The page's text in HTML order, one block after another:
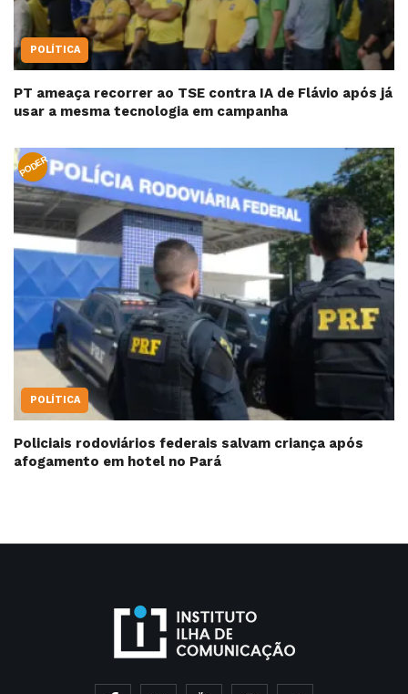
POLÍTICA
PT ameaça recorrer ao TSE contra IA de Flávio após já
usar a mesma tecnologia em campanha
PODER
POLÍTICA
Policiais rodoviários federais salvam criança após
afogamento em hotel no Pará